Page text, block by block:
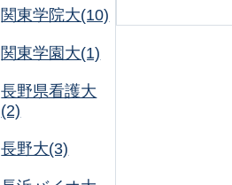
関東学院大(10)
関東学園大(1)
長野県看護大
(2)
長野大(3)